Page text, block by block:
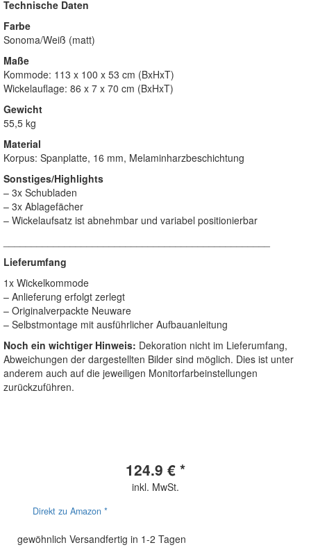
Technische Daten
Farbe
Sonoma/Weiß (matt)
Maße
Kommode: 113 x 100 x 53 cm (BxHxT)
Wickelauflage: 86 x 7 x 70 cm (BxHxT)
Gewicht
55,5 kg
Material
Korpus: Spanplatte, 16 mm, Melaminharzbeschichtung
Sonstiges/Highlights
– 3x Schubladen
– 3x Ablagefächer
– Wickelaufsatz ist abnehmbar und variabel positionierbar
Lieferumfang
1x Wickelkommode
– Anlieferung erfolgt zerlegt
– Originalverpackte Neuware
– Selbstmontage mit ausführlicher Aufbauanleitung
Noch ein wichtiger Hinweis: Dekoration nicht im Lieferumfang,
Abweichungen der dargestellten Bilder sind möglich. Dies ist unter
anderem auch auf die jeweiligen Monitorfarbeinstellungen
zurückzuführen.
124.9 € *
inkl. MwSt.
Direkt zu Amazon *
gewöhnlich Versandfertig in 1-2 Tagen